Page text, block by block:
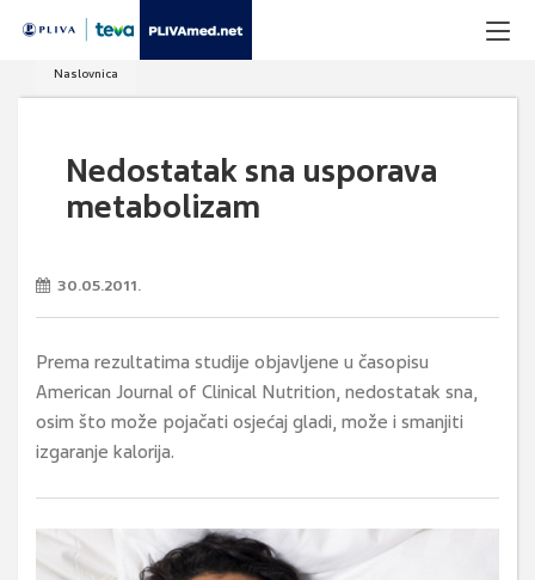
Naslovnica
Nedostatak sna usporava
metabolizam
30.05.2011.
Prema rezultatima studije objavljene u časopisu
American Journal of Clinical Nutrition, nedostatak sna,
osim što može pojačati osjećaj gladi, može i smanjiti
izgaranje kalorija.